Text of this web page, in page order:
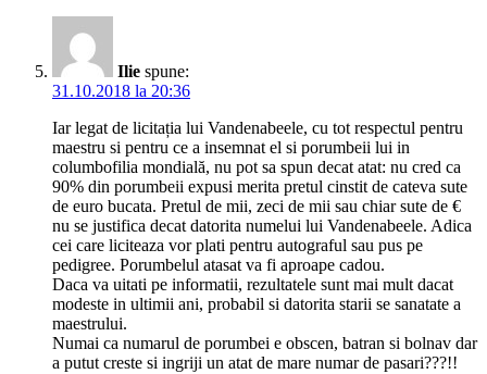
Ilie spune:
31.10.2018 la 20:36
Iar legat de licitația lui Vandenabeele, cu tot respectul pentru
maestru si pentru ce a insemnat el si porumbeii lui in
columbofilia mondială, nu pot sa spun decat atat: nu cred ca
90% din porumbeii expusi merita pretul cinstit de cateva sute
de euro bucata. Pretul de mii, zeci de mii sau chiar sute de €
nu se justifica decat datorita numelui lui Vandenabeele. Adica
cei care liciteaza vor plati pentru autograful sau pus pe
pedigree. Porumbelul atasat va fi aproape cadou.
Daca va uitati pe informatii, rezultatele sunt mai mult dacat
modeste in ultimii ani, probabil si datorita starii se sanatate a
maestrului.
Numai ca numarul de porumbei e obscen, batran si bolnav dar
a putut creste si ingriji un atat de mare numar de pasari???!!